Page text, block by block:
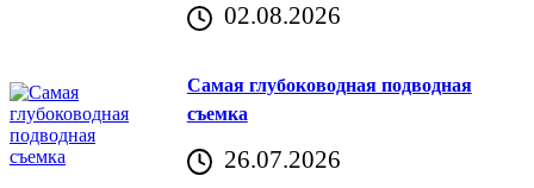
02.08.2026
Самая глубоководная подводная
съемка
26.07.2026